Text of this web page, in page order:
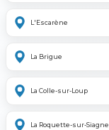
L'Escarène
La Brigue
La Colle-sur-Loup
La Roquette-sur-Siagne